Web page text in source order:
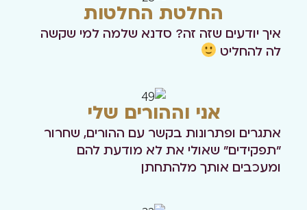
החלטת החלטות
איך יודעים שזה זה? סדנא שלמה למי שקשה
לה להחליט
אני וההורים שלי
אתגרים ופתרונות בקשר עם ההורים, שחרור
"תפקידים" שאולי את לא מודעת להם
ומעכבים אותך מלהתחתן